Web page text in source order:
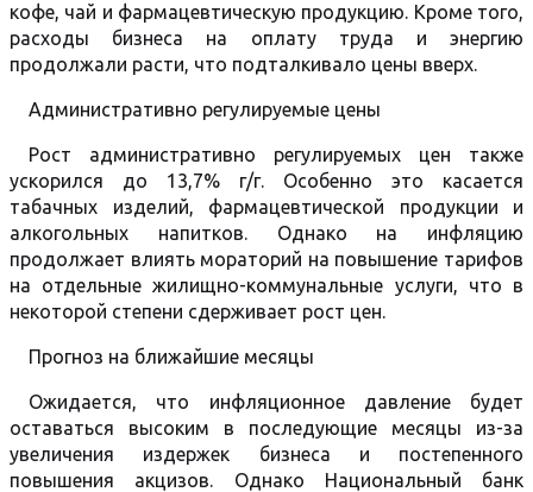
кофе, чай и фармацевтическую продукцию. Кроме того,
расходы бизнеса на оплату труда и энергию
продолжали расти, что подталкивало цены вверх.
Административно регулируемые цены
Рост административно регулируемых цен также
ускорился до 13,7% г/г. Особенно это касается
табачных изделий, фармацевтической продукции и
алкогольных напитков. Однако на инфляцию
продолжает влиять мораторий на повышение тарифов
на отдельные жилищно-коммунальные услуги, что в
некоторой степени сдерживает рост цен.
Прогноз на ближайшие месяцы
Ожидается, что инфляционное давление будет
оставаться высоким в последующие месяцы из-за
увеличения издержек бизнеса и постепенного
повышения акцизов. Однако Национальный банк